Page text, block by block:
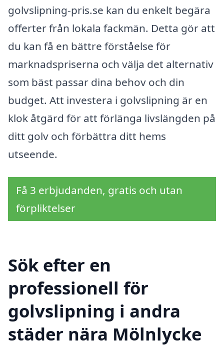
golvslipning-pris.se kan du enkelt begära
offerter från lokala fackmän. Detta gör att
du kan få en bättre förståelse för
marknadspriserna och välja det alternativ
som bäst passar dina behov och din
budget. Att investera i golvslipning är en
klok åtgärd för att förlänga livslängden på
ditt golv och förbättra ditt hems
utseende.
Få 3 erbjudanden, gratis och utan
förpliktelser
Sök efter en
professionell för
golvslipning i andra
städer nära Mölnlycke